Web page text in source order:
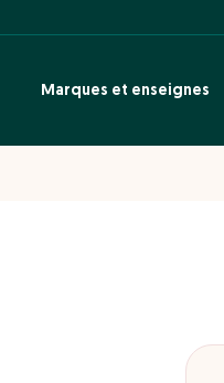
Marques et enseignes